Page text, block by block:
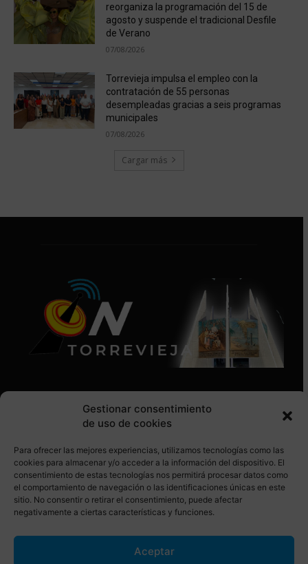
Gestionar consentimiento
de uso de cookies
Para ofrecer las mejores experiencias, utilizamos tecnologías como las
cookies para almacenar y/o acceder a la información del dispositivo. El
consentimiento de estas tecnologías nos permitirá procesar datos como
el comportamiento de navegación o las identificaciones únicas en este
sitio. No consentir o retirar el consentimiento, puede afectar
negativamente a ciertas características y funciones.
Aceptar
reorganiza la programación del 15 de
agosto y suspende el tradicional Desfile
de Verano
07/08/2026
Torrevieja impulsa el empleo con la
contratación de 55 personas
desempleadas gracias a seis programas
municipales
07/08/2026
Cargar más
SÍGUENOS EN REDES SOCIALES